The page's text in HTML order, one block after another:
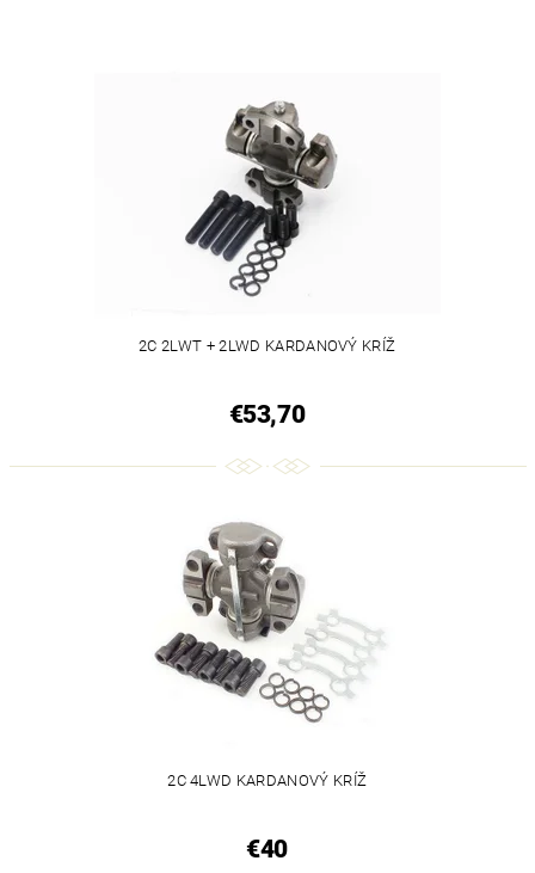
2C 2LWT + 2LWD KARDANOVÝ KRÍŽ
€53,70
2C 4LWD KARDANOVÝ KRÍŽ
€40